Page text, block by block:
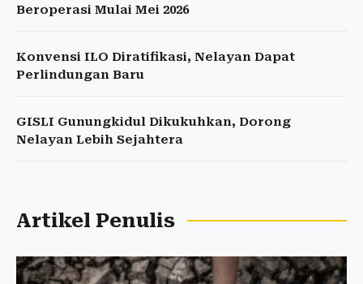
Beroperasi Mulai Mei 2026
Konvensi ILO Diratifikasi, Nelayan Dapat
Perlindungan Baru
GISLI Gunungkidul Dikukuhkan, Dorong
Nelayan Lebih Sejahtera
Artikel Penulis